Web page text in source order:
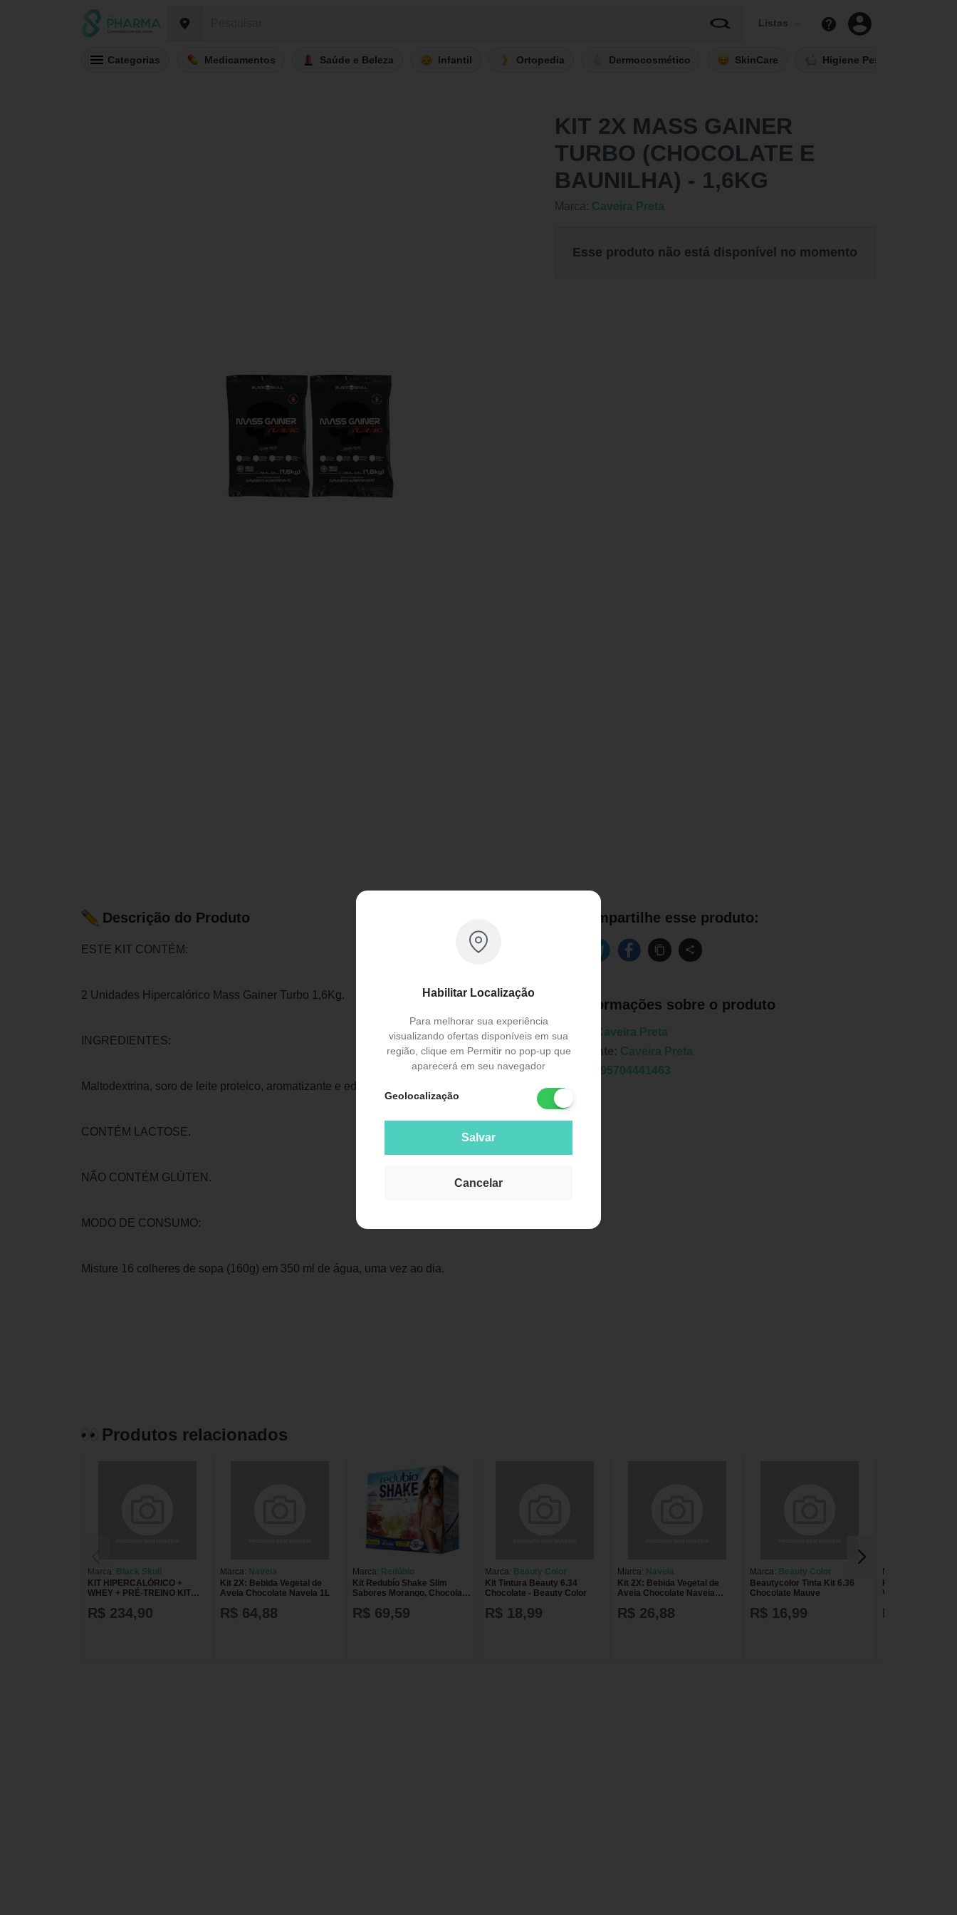
Listas
Categorias Medicamentos Saúde e Beleza Infantil Ortopedia Dermocosmético SkinCare Higiene Pessoal
Habilitar Localização
Para melhorar sua experiência
visualizando ofertas disponíveis em sua
região, clique em Permitir no pop-up que
aparecerá em seu navegador
Geolocalização
Salvar
Cancelar
KIT 2X MASS GAINER
TURBO (CHOCOLATE E
BAUNILHA) - 1,6KG
Marca: Caveira Preta
Esse produto não está disponível no momento
Descrição do Produto
ESTE KIT CONTÉM:
2 Unidades Hipercalórico Mass Gainer Turbo 1,6Kg.
INGREDIENTES:
Maltodextrina, soro de leite proteico, aromatizante e edulcorante sucralose.
CONTÉM LACTOSE.
NÃO CONTÉM GLÚTEN.
MODO DE CONSUMO:
Misture 16 colheres de sopa (160g) em 350 ml de água, uma vez ao dia.
Compartilhe esse produto:
Informações sobre o produto
Marca:
Caveira Preta
Fabricante: Caveira Preta
7895704441463
Produtos relacionados
Marca: Black Skull
KIT HIPERCALÓRICO +
WHEY + PRÉ-TREINO KIT
(CHOCOLATE)+ WHEY
(BAUNILHA) + PRÉ-TREINO
R$ 234,90
Marca: Naveia
Kit 2X: Bebida Vegetal de
Aveia Chocolate Naveia 1L
R$ 64,88
Marca: Redúbio
Kit Redubío Shake Slim
Sabores Morango, Chocolate
R$ 69,59
Marca: Beauty Color
Kit Tintura Beauty 6.34
Chocolate - Beauty Color
R$ 18,99
Marca: Naveia
Kit 2X: Bebida Vegetal de
Aveia Chocolate Naveia
R$ 26,88
Marca: Beauty Color
Beautycolor Tinta Kit 6.36
Chocolate Mauve
R$ 16,99
Marca:
Kit 2X: Shake
Vegano
R$ 65,88